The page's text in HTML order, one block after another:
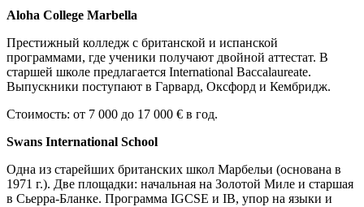
Aloha College Marbella
Престижный колледж с британской и испанской
программами, где ученики получают двойной аттестат. В
старшей школе предлагается International Baccalaureate.
Выпускники поступают в Гарвард, Оксфорд и Кембридж.
Стоимость: от 7 000 до 17 000 € в год.
Swans International School
Одна из старейших британских школ Марбельи (основана в
1971 г.). Две площадки: начальная на Золотой Миле и старшая
в Сьерра-Бланке. Программа IGCSE и IB, упор на языки и